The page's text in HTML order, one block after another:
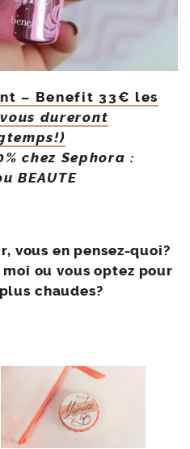
– Benefit 33€ les
dureront
chez Sephora :
BEAUTE
vous en pensez-quoi?
ou vous optez pour
chaudes?